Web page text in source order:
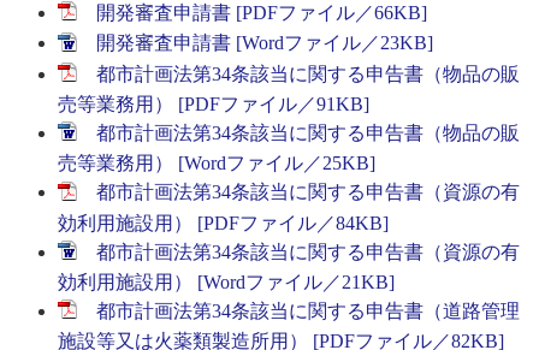
開発審査申請書 [PDFファイル／66KB]
開発審査申請書 [Wordファイル／23KB]
都市計画法第34条該当に関する申告書（物品の販
売等業務用） [PDFファイル／91KB]
都市計画法第34条該当に関する申告書（物品の販
売等業務用） [Wordファイル／25KB]
都市計画法第34条該当に関する申告書（資源の有
効利用施設用） [PDFファイル／84KB]
都市計画法第34条該当に関する申告書（資源の有
効利用施設用） [Wordファイル／21KB]
都市計画法第34条該当に関する申告書（道路管理
施設等又は火薬類製造所用） [PDFファイル／82KB]